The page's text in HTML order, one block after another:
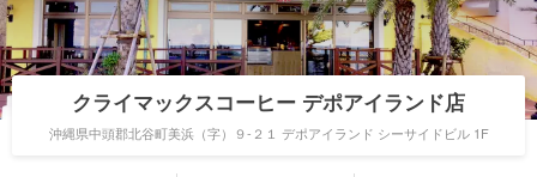
クライマックスコーヒー デポアイランド店
沖縄県中頭郡北谷町美浜（字）９-２１ デポアイランド シーサイドビル 1F